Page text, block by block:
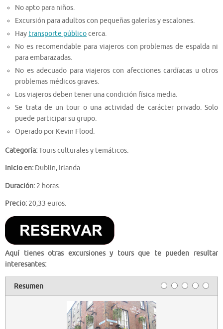
No apto para niños.
Excursión para adultos con pequeñas galerías y escalones.
Hay transporte públicocerca.
No es recomendable para viajeros con problemas de espalda ni
para embarazadas.
No es adecuado para viajeros con afecciones cardíacas u otros
problemas médicos graves.
Los viajeros deben tener una condición física media.
Se trata de un tour o una actividad de carácter privado. Solo
puede participar su grupo.
Operado por Kevin Flood.
Categoría:Tours culturales y temáticos.
Inicio en: Dublín, Irlanda.
Duración: 2 horas.
Precio: 20,33 euros.
Aquí tienes otras excursiones y tours que te pueden resultar
interesantes:
Resumen